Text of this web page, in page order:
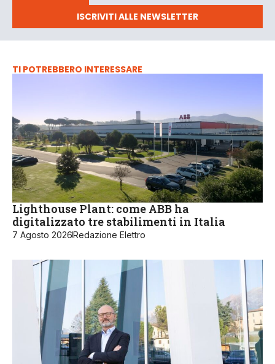
ISCRIVITI ALLE NEWSLETTER
TI POTREBBERO INTERESSARE
Lighthouse Plant: come ABB ha
digitalizzato tre stabilimenti in Italia
7 Agosto 2026Redazione Elettro